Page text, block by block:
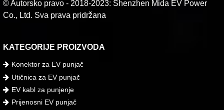
© Autorsko pravo - 2018-2023: Shenzhen Mida EV Power
Co., Ltd. Sva prava pridržana
KATEGORIJE PROIZVODA
Konektor za EV punjač
Utičnica za EV punjač
EV kabl za punjenje
Prijenosni EV punjač